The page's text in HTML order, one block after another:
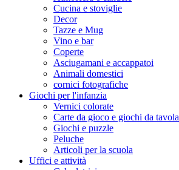
Cucina e stoviglie
Decor
Tazze e Mug
Vino e bar
Coperte
Asciugamani e accappatoi
Animali domestici
cornici fotografiche
Giochi per l'infanzia
Vernici colorate
Carte da gioco e giochi da tavola
Giochi e puzzle
Peluche
Articoli per la scuola
Uffici e attività